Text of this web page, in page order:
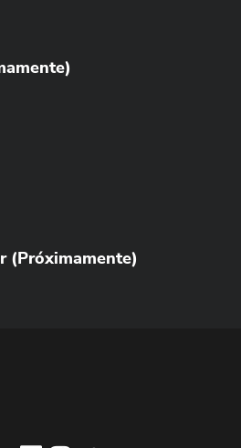
(Próximamente)